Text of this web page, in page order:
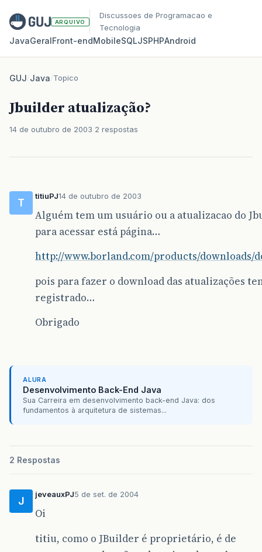
ARQUIVO
Discussoes de Programacao e
Tecnologia
JavaGeralFront‑endMobileSQLJSPHPAndroid
GUJ/Java/Topico
Jbuilder atualização?
14 de outubro de 2003 2 respostas
T
titiuPJ14 de outubro de 2003
Alguém tem um usuário ou a atualizacao do
para acessar está página…
http://www.borland.com/products/downloads/
pois para fazer o download das atualizações
registrado…
Obrigado
ALURA
Desenvolvimento Back-End Java
Sua Carreira em desenvolvimento back-end Java: dos
fundamentos à arquitetura de sistemas...
2 Respostas
J
jeveauxPJ5 de set. de 2004
Oi
titiu, como o JBuilder é proprietário, é de